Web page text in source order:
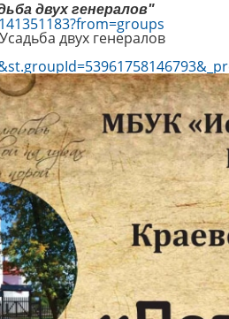
двух генералов"
двух генералов